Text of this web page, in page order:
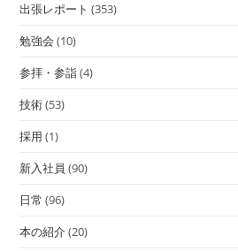
出張レポート (353)
勉強会 (10)
参拝・参詣(4)
技術(53)
採用 (1)
新入社員 (90)
日常 (96)
本の紹介(20)